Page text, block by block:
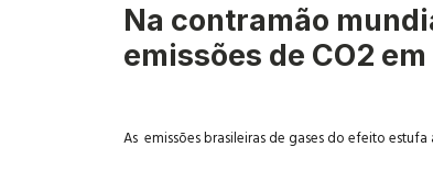
Na contramão
emissões de CO2
As emissões brasileiras de gases do efeito estufa